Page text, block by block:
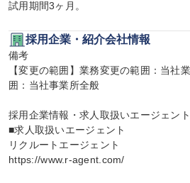
試用期間3ヶ月。
採用企業・紹介会社情報
備考
【変更の範囲】業務変更の範囲：当社
囲：当社事業所全般
採用企業情報・求人取扱いエージェント
■求人取扱いエージェント
リクルートエージェント
https://www.r-agent.com/